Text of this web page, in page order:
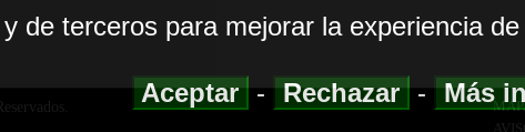
de terceros para mejorar la experiencia
Aceptar-Rechazar-Más